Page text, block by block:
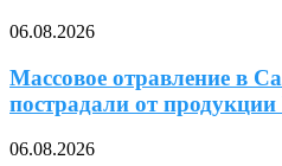
06.08.2026
Массовое отравление в
пострадали от
06.08.2026